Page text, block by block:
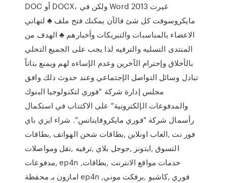
DOC أو DOCX، ولكن في Word 2013 غيرت
مايكروسوفت كل شئ فالآن يمكنك فتح ملف ♣ لتهاني
الاعضاء بالمناسبات والتبريكات وأخبارهم ♣ الهدف من
المنتدى التسليه والترفيه لذا يجب على الجميع التحلي
بالأخلاق وإحترام الآخرين وعدم الإساءه لهم ويمنع بتاتاً
تبادل وسائل التواصل الإجتماعي وعند حدوث ذلك وافق
مجلس إدارة شركة "فوري لتكنولوجيا البنوك
والمدفوعات الإلكترونية" على الاكتتاب في استكمال
رأسمال شركة "فوري مايكروفاينانس". شراء ايزي باي
فور نت ,العاب اونلاين ,بطاقات شحن الهواتف ,بطاقات
التسوق ,ايتونز ,جوجل بلاي ,ترفيه ,نقل ومواصلات
,مدفوعات ep4n ,خدمات مواقع الانترنت ,بطاقات
امازون بـ محفظة ep4n ,فوري ,كاشيو ,برفكت موني